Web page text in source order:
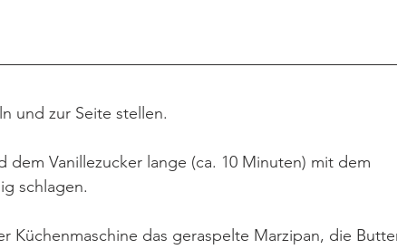
und zur Seite stellen.
dem Vanillezucker lange (ca. 10 Minuten) mit dem
schlagen.
Küchenmaschine das geraspelte Marzipan, die